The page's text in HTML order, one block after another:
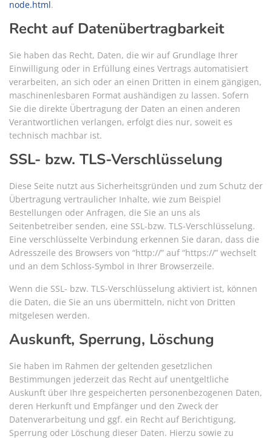
node.html.
Recht auf Datenübertragbarkeit
Sie haben das Recht, Daten, die wir auf Grundlage Ihrer
Einwilligung oder in Erfüllung eines Vertrags automatisiert
verarbeiten, an sich oder an einen Dritten in einem gängigen,
maschinenlesbaren Format aushändigen zu lassen. Sofern
Sie die direkte Übertragung der Daten an einen anderen
Verantwortlichen verlangen, erfolgt dies nur, soweit es
technisch machbar ist.
SSL- bzw. TLS-Verschlüsselung
Diese Seite nutzt aus Sicherheitsgründen und zum Schutz der
Übertragung vertraulicher Inhalte, wie zum Beispiel
Bestellungen oder Anfragen, die Sie an uns als
Seitenbetreiber senden, eine SSL-bzw. TLS-Verschlüsselung.
Eine verschlüsselte Verbindung erkennen Sie daran, dass die
Adresszeile des Browsers von “http://” auf “https://” wechselt
und an dem Schloss-Symbol in Ihrer Browserzeile.
Wenn die SSL- bzw. TLS-Verschlüsselung aktiviert ist, können
die Daten, die Sie an uns übermitteln, nicht von Dritten
mitgelesen werden.
Auskunft, Sperrung, Löschung
Sie haben im Rahmen der geltenden gesetzlichen
Bestimmungen jederzeit das Recht auf unentgeltliche
Auskunft über Ihre gespeicherten personenbezogenen Daten,
deren Herkunft und Empfänger und den Zweck der
Datenverarbeitung und ggf. ein Recht auf Berichtigung,
Sperrung oder Löschung dieser Daten. Hierzu sowie zu